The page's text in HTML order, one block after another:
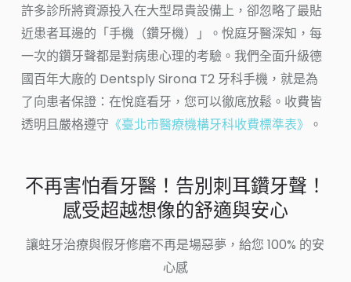
許多診所將資源投入在大型昂貴設備上，卻忽略了最貼
近患者耳邊的「手機（鑽牙機）」。悅庭牙醫深知，每
一次的鑽牙聲都是對病患心理的考驗。我們全面升級德
國百年大廠的 Dentsply Sirona T2 牙科手機，就是為
了向患者保證：在悅庭看牙，您可以徹底放鬆。收費皆
透明且嚴格遵守 《臺北市醫療機構牙科收費標準表》 。
不再害怕看牙醫！告別刺耳鑽牙聲！
感受超越想像的舒適與安心
讓蛀牙治療與假牙修磨不再是場惡夢，給您 100% 的安
心感